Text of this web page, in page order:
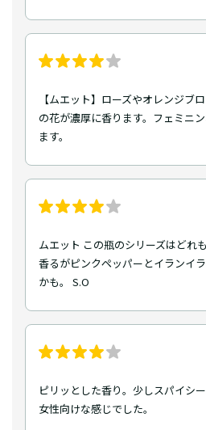
【ムエット】ローズやオレンジブ
の花が濃厚に香ります。フェミニ
ます。
ムエット この瓶のシリーズはどれ
香るがピンクペッパーとイランイ
かも。 S.O
ピリッとした香り。少しスパイシ
女性向けな感じでした。